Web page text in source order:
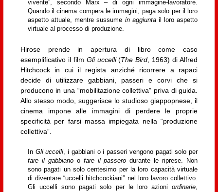
vivente”, secondo Marx – di ogni immagine-lavoratore.
Quando il cinema compera le immagini, paga solo per il loro
aspetto attuale, mentre sussume in aggiuntail loro aspetto
virtuale al processo di produzione.
Hirose prende in apertura di libro come caso
esemplificativo il film Gli uccelli(The Bird , 1963) di Alfred
Hitchcock in cui il regista anziché ricorrere a rapaci
decide di utilizzare gabbiani, passeri e corvi che si
producono in una “mobilitazione collettiva” priva di guida.
Allo stesso modo, suggerisce lo studioso giappopnese, il
cinema impone alle immagini di perdere le proprie
specificità per farsi massa impiegata nella “produzione
collettiva”.
In Gli uccelli, i gabbiani o i passeri vengono pagati solo per
fare il gabbianoo fare il passero durante le riprese. Non
sono pagati un solo centesimo per la loro capacità virtuale
di diventare “uccelli hitchcockiani” nel loro lavoro collettivo.
Gli uccelli sono pagati solo per le loro azioniordinarie,